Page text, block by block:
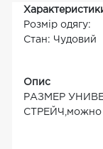
Розмір одягу:
Стан: Чудовий
Опис
РАЗМЕР
СТРЕЙЧ,можно